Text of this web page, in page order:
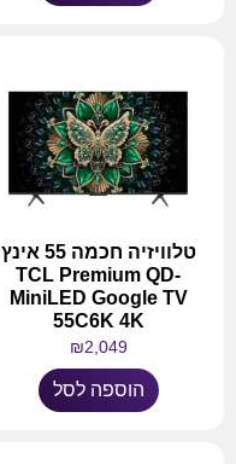
טלוויזיה חכמה 55 אינץ
TCL Premium QD-
MiniLED Google TV
55C6K 4K
₪2,049
הוספה לסל